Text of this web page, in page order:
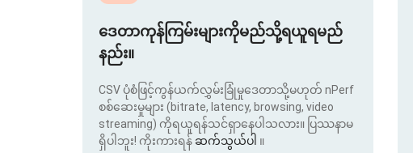
ဒေတာကုန်ကြမ်းများကိုမည်သို့ရယူရမည်
နည်း။
CSV ပုံစံဖြင့်ကွန်ယက်လွှမ်းခြုံမှုဒေတာသို့မဟုတ် nPerf
စစ်ဆေးမှုများ (bitrate, latency, browsing, video
streaming) ကိုရယူရန်သင်ရှာနေပါသလား။ ပြဿနာမ
ရှိပါဘူး! ကိုးကားရန်ဆက်သွယ်ပါ ။